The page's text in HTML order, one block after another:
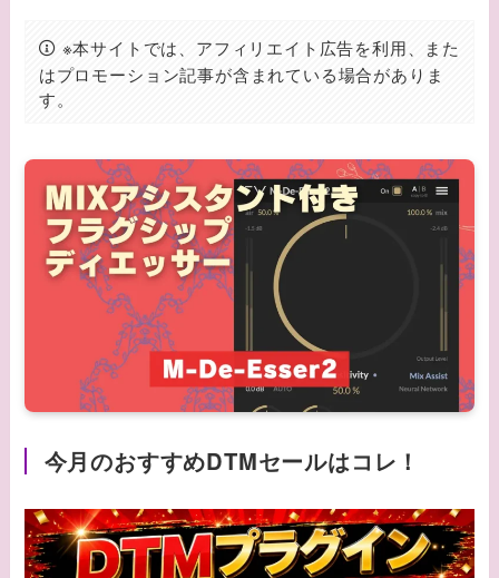
※本サイトでは、アフィリエイト広告を利用、また
はプロモーション記事が含まれている場合がありま
す。
今月のおすすめDTMセールはコレ！